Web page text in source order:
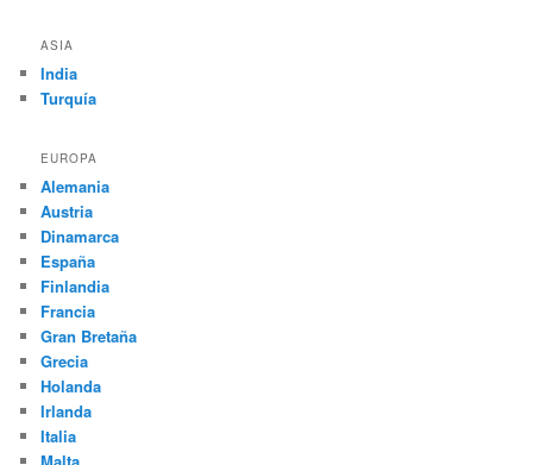
ASIA
India
Turquía
EUROPA
Alemania
Austria
Dinamarca
España
Finlandia
Francia
Gran Bretaña
Grecia
Holanda
Irlanda
Italia